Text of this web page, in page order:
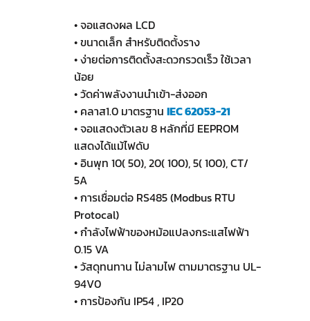
• จอแสดงผล LCD
• ขนาดเล็ก สำหรับติดตั้งราง
• ง่ายต่อการติดตั้งสะดวกรวดเร็ว ใช้เวลา
น้อย
• วัดค่าพลังงานนำเข้า-ส่งออก
• คลาส1.0 มาตรฐาน IEC 62053-21
• จอแสดงตัวเลข 8 หลักที่มี EEPROM
แสดงได้แม้ไฟดับ
• อินพุท 10( 50), 20( 100), 5( 100), CT/
5A
• การเชื่อมต่อ RS485 (Modbus RTU
Protocal)
• กำลังไฟฟ้าของหม้อแปลงกระแสไฟฟ้า
0.15 VA
• วัสดุทนทาน ไม่ลามไฟ ตามมาตรฐาน UL-
94V0
• การป้องกัน IP54 , IP20